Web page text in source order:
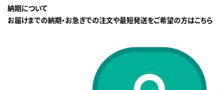
納期について
お届けまでの納期・お急ぎでの注文や最短発送をご希望の方はこちら